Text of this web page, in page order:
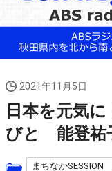
2021年11月5日
日本を元気
びと 能登祐
まちなかSESSION